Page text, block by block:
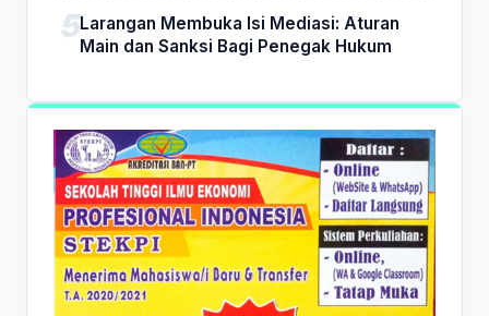
Larangan Membuka Isi Mediasi: Aturan
Main dan Sanksi Bagi Penegak Hukum